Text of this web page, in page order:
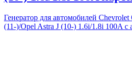
Генератор для автомобилей
(11-)/Opel Astra J (10-) 1.6i/1.8i 100A